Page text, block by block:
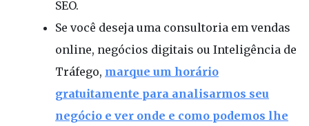
SEO.
Se você deseja uma consultoria em vendas
online, negócios digitais ou Inteligência de
Tráfego, marque um horário
gratuitamente para analisarmos seu
negócio e ver onde e como podemos lhe